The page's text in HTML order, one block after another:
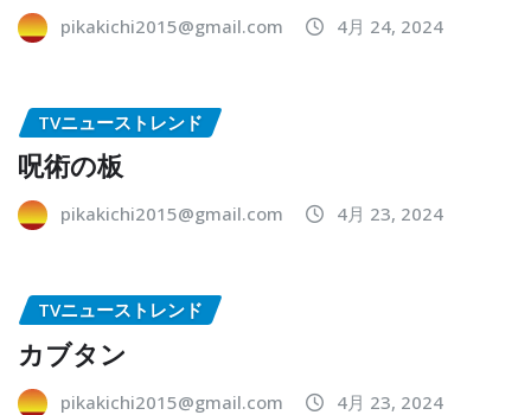
pikakichi2015@gmail.com 4月 24, 2024
TVニューストレンド
呪術の板
pikakichi2015@gmail.com 4月 23, 2024
TVニューストレンド
カブタン
pikakichi2015@gmail.com 4月 23, 2024